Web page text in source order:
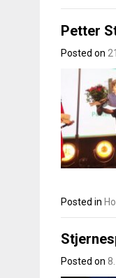
Petter
Posted on
Posted in
Posted on